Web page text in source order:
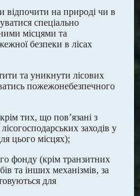
на природі чи в
спеціально
місцями та
безпеки в лісах
та уникнути лісових
пожежонебезпечного
тих, що пов’язані з
заходів у
цього місцях);
фонду (крім транзитних
та інших механізмів, за
для